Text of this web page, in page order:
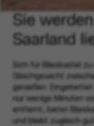
Sie
Saarland
Sich für Blieskastel
Gleichgewicht
genießen. Eingebettet
nur wenige Minuten
entfernt, bietet
und bleibt zugleich